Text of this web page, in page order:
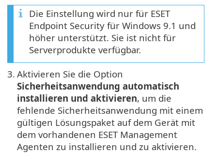
Die Einstellung wird nur für ESET
Endpoint Security für Windows 9.1 und
höher unterstützt. Sie ist nicht für
Serverprodukte verfügbar.
3. Aktivieren Sie die Option
Sicherheitsanwendung automatisch
installieren und aktivieren, um die
fehlende Sicherheitsanwendung mit einem
gültigen Lösungspaket auf dem Gerät mit
dem vorhandenen ESET Management
Agenten zu installieren und zu aktivieren.